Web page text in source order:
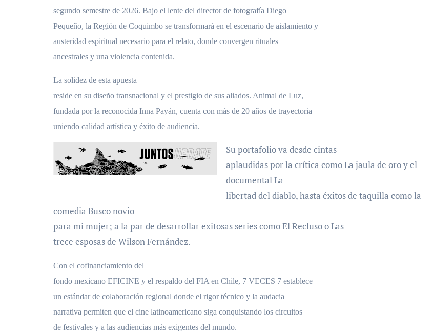
segundo semestre de 2026. Bajo el lente del director de fotografía Diego
Pequeño, la Región de Coquimbo se transformará en el escenario de aislamiento y
austeridad espiritual necesario para el relato, donde convergen rituales
ancestrales y una violencia contenida.
La solidez de esta apuesta
reside en su diseño transnacional y el prestigio de sus aliados. Animal de Luz,
fundada por la reconocida Inna Payán, cuenta con más de 20 años de trayectoria
uniendo calidad artística y éxito de audiencia.
Su portafolio va desde cintas
aplaudidas por la crítica como La jaula de oro y el
documental La
libertad del diablo, hasta éxitos de taquilla como la
comedia Busco novio
para mi mujer; a la par de desarrollar exitosas series como El Recluso o Las
trece esposas de Wilson Fernández.
Con el cofinanciamiento del
fondo mexicano EFICINE y el respaldo del FIA en Chile, 7 VECES 7 establece
un estándar de colaboración regional donde el rigor técnico y la audacia
narrativa permiten que el cine latinoamericano siga conquistando los circuitos
de festivales y a las audiencias más exigentes del mundo.